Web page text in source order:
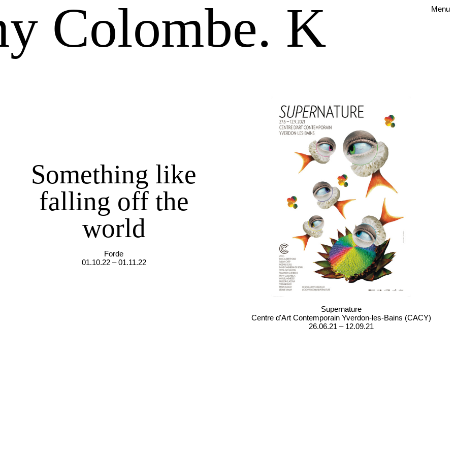
Menu
Colombe. K
Something like
falling off the
world
Forde
01.10.22 – 01.11.22
Supernature
Centre d'Art Contemporain Yverdon-les-Bains (CACY)
26.06.21 – 12.09.21